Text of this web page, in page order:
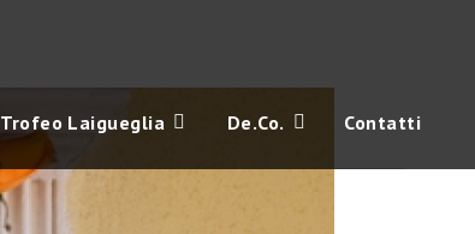
Trofeo Laigueglia De.Co. Contatti